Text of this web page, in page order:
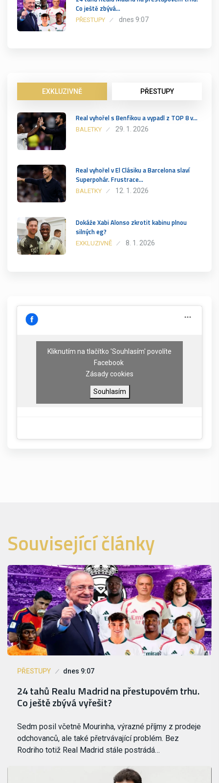
Co ještě zbývá…
PŘESTUPY dnes 9:07
EXKLUZIVNĚ PŘESTUPY
Real vyhořel s Benfikou a vypadl z TOP 8 v…
BALETKY 29. 1. 2026
Real vyhořel v El Clásiku a Barcelona slaví
Superpohár. Frustrace…
BALETKY 12. 1. 2026
Dokáže Xabi Alonso zkrotit kabinu plnou
silných eg?
EXKLUZIVNĚ 8. 1. 2026
Kliknutím na tlačítko 'Souhlasím' povolíte
Facebook
Zásady cookies
Souhlasím
Související články
PŘESTUPY dnes 9:07
24 tahů Realu Madrid na přestupovém trhu.
Co ještě zbývá vyřešit?
Sedm posil včetně Mourinha, výrazné příjmy z prodeje
odchovanců, ale také přetrvávající problém. Bez
Rodriho totiž Real Madrid stále postrádá…